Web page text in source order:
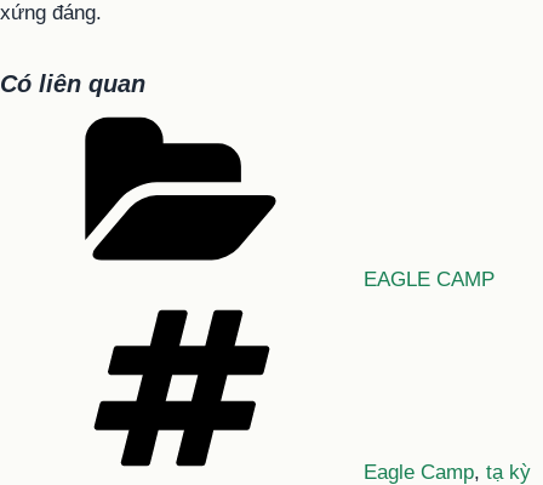
xứng đáng.
Có liên quan
EAGLE CAMP
Eagle Camp, tạ kỳ